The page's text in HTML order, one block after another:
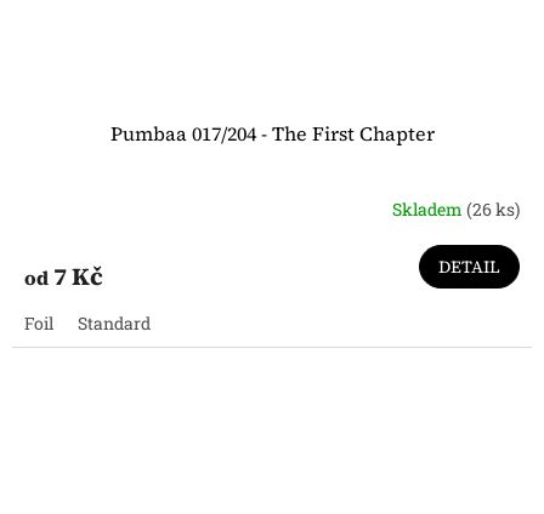
Pumbaa 017/204 - The First Chapter
Skladem (26 ks)
od 7 Kč DETAIL
Foil Standard